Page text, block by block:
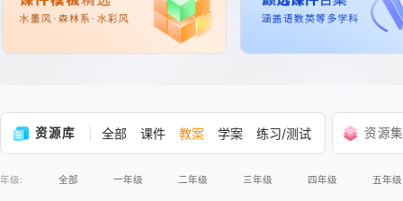
资源库 全部 课件 教案 学案 练习/测试 资源
年级: 全部 一年级 二年级 三年级 四年级 五年级